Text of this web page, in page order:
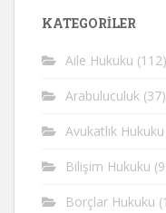
KATEGORİLER
Aile Hukuku (112)
Arabuluculuk (37)
Avukatlık Hukuku
Bilişim Hukuku
Borçlar Hukuku